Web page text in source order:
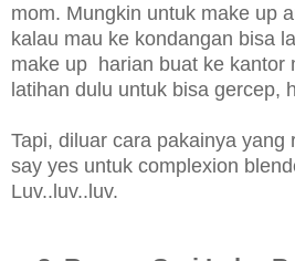
mom. Mungkin untuk make up
kalau mau ke kondangan bisa
make up harian buat ke kantor
latihan dulu untuk bisa gercep,
Tapi, diluar cara pakainya yang
say yes untuk complexion
Luv..luv..luv.